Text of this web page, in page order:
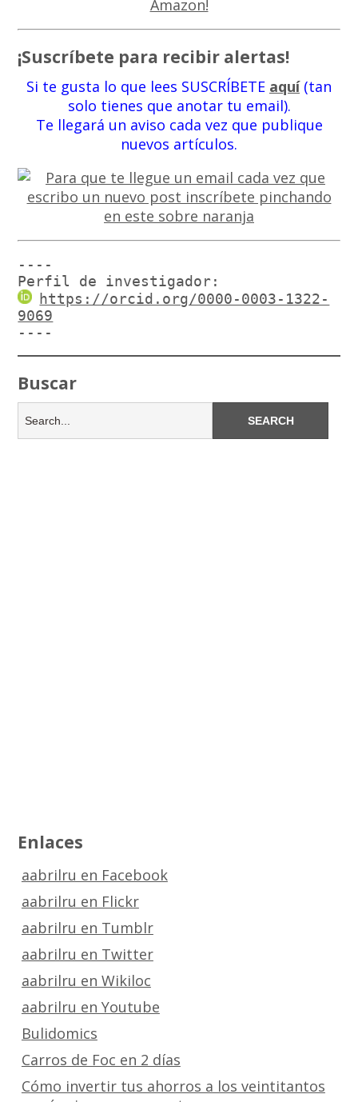
¡Suscríbete para recibir alertas!
Si te gusta lo que lees SUSCRÍBETE aquí(tan
solo tienes que anotar tu email).
Te llegará un aviso cada vez que publique
nuevos artículos.
----
Perfil de investigador:
https://orcid.org/0000-0003-1322-
9069
----
Buscar
Enlaces
aabrilru en Facebook
aabrilru en Flickr
aabrilru en Tumblr
aabrilru en Twitter
aabrilru en Wikiloc
aabrilru en Youtube
Bulidomics
Carros de Foc en 2 días
Cómo invertir tus ahorros a los veintitantos